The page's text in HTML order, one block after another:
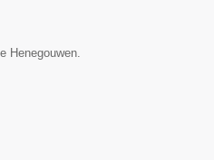
Henegouwen.